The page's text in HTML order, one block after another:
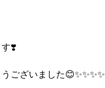
す❣️
ございました😊✨✨✨✨